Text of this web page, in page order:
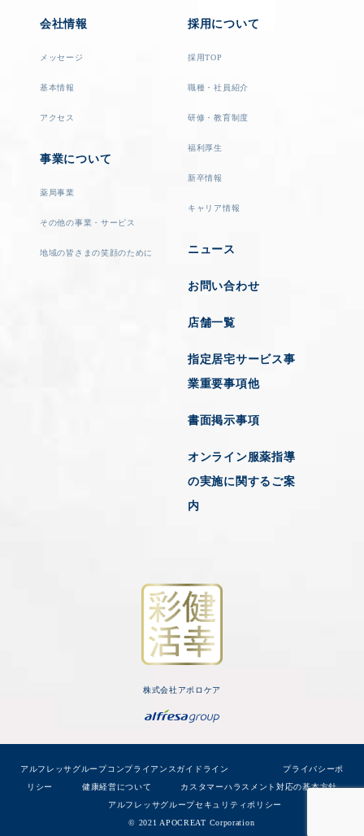
会社情報
メッセージ
基本情報
アクセス
事業について
薬局事業
その他の事業・サービス
地域の皆さまの笑顔のために
採用について
採用TOP
職種・社員紹介
研修・教育制度
福利厚生
新卒情報
キャリア情報
ニュース
お問い合わせ
店舗一覧
指定居宅サービス事
業重要事項他
書面掲示事項
オンライン服薬指導
の実施に関するご案
内
株式会社アポロケア
アルフレッサグループコンプライアンスガイドライン
プライバシーポ
リシー
健康経営について
カスタマーハラスメント対応の基本方針
アルフレッサグループセキュリティポリシー
© 2021 APOCREAT Corporation